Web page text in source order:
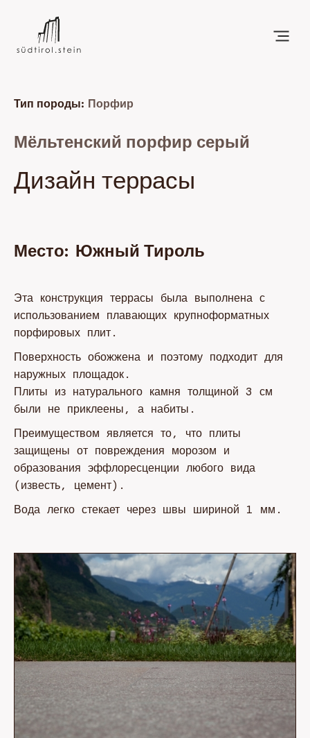
Тип породы: Порфир
Мёльтенский порфир серый
Дизайн террасы
Место: Южный Тироль
Эта конструкция террасы была выполнена с
использованием плавающих крупноформатных
порфировых плит.
Поверхность обожжена и поэтому подходит для
наружных площадок.
Плиты из натурального камня толщиной 3 см
были не приклеены, а набиты.
Преимуществом является то, что плиты
защищены от повреждения морозом и
образования эффлоресценции любого вида
(известь, цемент).
Вода легко стекает через швы шириной 1 мм.